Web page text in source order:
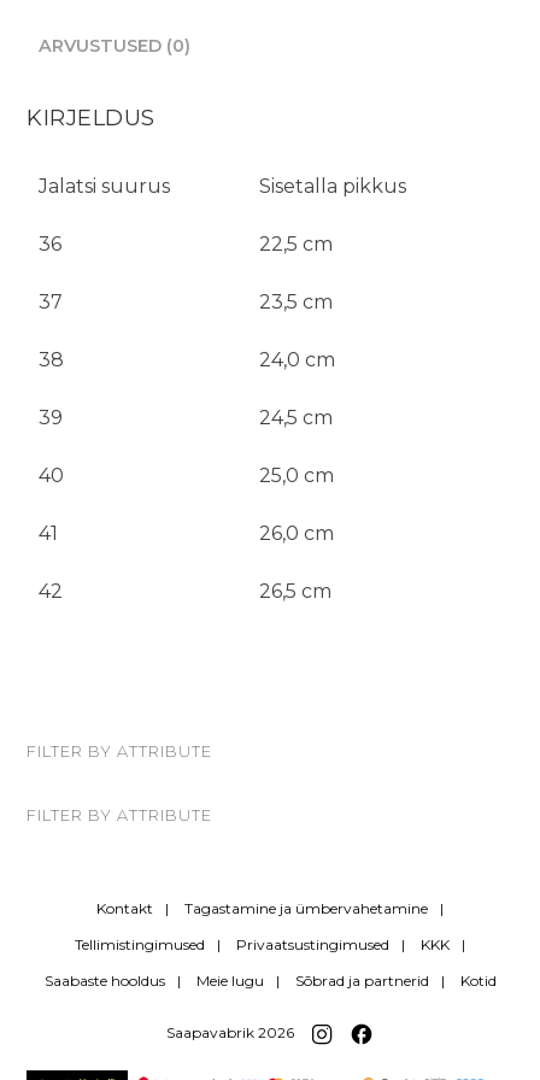
ARVUSTUSED (0)
KIRJELDUS
Jalatsi suurus Sisetalla pikkus
36 22,5 cm
37 23,5 cm
38 24,0 cm
39 24,5 cm
40 25,0 cm
41 26,0 cm
42 26,5 cm
FILTER BY ATTRIBUTE
FILTER BY ATTRIBUTE
Kontakt
Tagastamine ja ümbervahetamine
Tellimistingimused
Privaatsustingimused
KKK
Saabaste hooldus
Meie lugu Sõbrad ja partnerid Kotid
Saapavabrik 2026